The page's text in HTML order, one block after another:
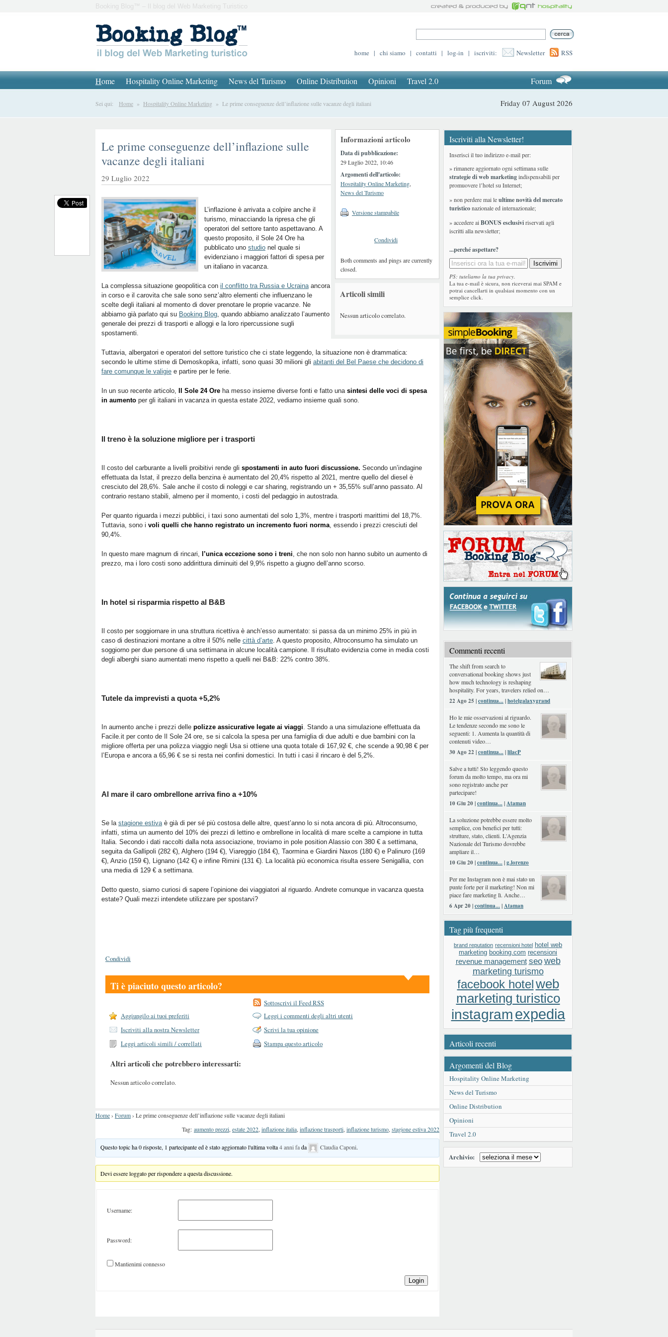
Booking Blog™ – Il blog del Web Marketing Turistico
home | chi siamo | contatti | log-in | iscriviti: Newsletter RSS
Home Hospitality Online Marketing News del Turismo Online Distribution Opinioni Travel 2.0 Forum
Sei qui: Home » Hospitality Online Marketing » Le prime conseguenze dell’inflazione sulle vacanze degli italiani Friday 07 August 2026
Informazioni articolo
Data di pubblicazione:
29 Luglio 2022, 10:46
Argomenti dell'articolo:
Hospitality Online Marketing,
News del Turismo
Versione stampabile
Condividi
Both comments and pings are currently
closed.
Articoli simili
Nessun articolo correlato.
Le prime conseguenze dell’inflazione sulle
vacanze degli italiani
29 Luglio 2022
L’inflazione è arrivata a colpire anche il
turismo, minacciando la ripresa che gli
operatori del settore tanto aspettavano. A
questo proposito, il Sole 24 Ore ha
pubblicato uno studio nel quale si
evidenziano i maggiori fattori di spesa per
un italiano in vacanza.
La complessa situazione geopolitica con il conflitto tra Russia e Ucrainaancora
in corso e il carovita che sale sono senz’altro elementi che influenzano le
scelte degli italiani al momento di dover prenotare le proprie vacanze. Ne
abbiamo già parlato qui su Booking Blog, quando abbiamo analizzato l’aumento
generale dei prezzi di trasporti e alloggi e la loro ripercussione sugli
spostamenti.
Tuttavia, albergatori e operatori del settore turistico che ci state leggendo, la situazione non è drammatica:
secondo le ultime stime di Demoskopika, infatti, sono quasi 30 milioni gli abitanti del Bel Paese che decidono di
fare comunque le valigie e partire per le ferie.
In un suo recente articolo, Il Sole 24 Ore ha messo insieme diverse fonti e fatto una sintesi delle voci di spesa
in aumento per gli italiani in vacanza in questa estate 2022, vediamo insieme quali sono.
Il treno è la soluzione migliore per i trasporti
Il costo del carburante a livelli proibitivi rende gli spostamenti in auto fuori discussione. Secondo un’indagine
effettuata da Istat, il prezzo della benzina è aumentato del 20,4% rispetto al 2021, mentre quello del diesel è
cresciuto del 28,6%. Sale anche il costo di noleggi e car sharing, registrando un + 35,55% sull’anno passato. Al
contrario restano stabili, almeno per il momento, i costi del pedaggio in autostrada.
Per quanto riguarda i mezzi pubblici, i taxi sono aumentati del solo 1,3%, mentre i trasporti marittimi del 18,7%.
Tuttavia, sono i voli quelli che hanno registrato un incremento fuori norma, essendo i prezzi cresciuti del
90,4%.
In questo mare magnum di rincari, l’unica eccezione sono i treni, che non solo non hanno subito un aumento di
prezzo, ma i loro costi sono addirittura diminuiti del 9,9% rispetto a giugno dell’anno scorso.
In hotel si risparmia rispetto al B&B
Il costo per soggiornare in una struttura ricettiva è anch’esso aumentato: si passa da un minimo 25% in più in
caso di destinazioni montane a oltre il 50% nelle città d’arte. A questo proposito, Altroconsumo ha simulato un
soggiorno per due persone di una settimana in alcune località campione. Il risultato evidenzia come in media costi
degli alberghi siano aumentati meno rispetto a quelli nei B&B: 22% contro 38%.
Tutele da imprevisti a quota +5,2%
In aumento anche i prezzi delle polizze assicurative legate ai viaggi. Stando a una simulazione effettuata da
Facile.it per conto de Il Sole 24 ore, se si calcola la spesa per una famiglia di due adulti e due bambini con la
migliore offerta per una polizza viaggio negli Usa si ottiene una quota totale di 167,92 €, che scende a 90,98 € per
l’Europa e ancora a 65,96 € se si resta nei confini domestici. In tutti i casi il rincaro è del 5,2%.
Al mare il caro ombrellone arriva fino a +10%
Se la stagione estivaè già di per sé più costosa delle altre, quest’anno lo si nota ancora di più. Altroconsumo,
infatti, stima un aumento del 10% dei prezzi di lettino e ombrellone in località di mare scelte a campione in tutta
Italia. Secondo i dati raccolti dalla nota associazione, troviamo in pole position Alassio con 380 € a settimana,
seguita da Gallipoli (282 €), Alghero (194 €), Viareggio (184 €), Taormina e Giardini Naxos (180 €) e Palinuro (169
€), Anzio (159 €), Lignano (142 €) e infine Rimini (131 €). La località più economica risulta essere Senigallia, con
una media di 129 € a settimana.
Detto questo, siamo curiosi di sapere l’opinione dei viaggiatori al riguardo. Andrete comunque in vacanza questa
estate? Quali mezzi intendete utilizzare per spostarvi?
Condividi
Ti è piaciuto questo articolo?
Sottoscrivi il Feed RSS
Aggiungilo ai tuoi preferiti
Leggi i commenti degli altri utenti
Iscriviti alla nostra Newsletter
Scrivi la tua opinione
Leggi articoli simili / correllati
Stampa questo articolo
Altri articoli che potrebbero interessarti:
Nessun articolo correlato.
Home› Forum› Le prime conseguenze dell’inflazione sulle vacanze degli italiani
Tag: aumento prezzi, estate 2022, inflazione italia, inflazione trasporti, inflazione turismo, stagione estiva 2022
Questo topic ha 0 risposte, 1 partecipante ed è stato aggiornato l'ultima volta4 anni fada Claudia Caponi.
Devi essere loggato per rispondere a questa discussione.
Username:
Password:
Mantienimi connesso
Login
Iscriviti alla Newsletter!
Inserisci il tuo indirizzo e-mail per:
» rimanere aggiornato ogni settimana sulle
strategie di web marketingindispensabili per
promuovere l’hotel su Internet;
» non perdere mai leultime novità del mercato
turisticonazionale ed internazionale;
» accedere aiBONUS esclusiviriservati agli
iscritti alla newsletter;
...perché aspettare?
PS: tuteliamo la tua privacy.
La tua e-mail è sicura, non riceverai mai SPAM e
potrai cancellarti in qualsiasi momento con un
semplice click.
Commenti recenti
The shift from search to
conversational booking shows just
how much technology is reshaping
hospitality. For years, travelers relied on…
22 Ago 25 |continua...|hotelgalaxygrand
Ho le mie osservazioni al riguardo.
Le tendenze secondo me sono le
seguenti: 1. Aumenta la quantità di
contenuti video…
30 Ago 22 |continua...|lilacP
Salve a tutti! Sto leggendo questo
forum da molto tempo, ma ora mi
sono registrato anche per
partecipare!
10 Giu 20 |continua...|Ataman
La soluzione potrebbe essere molto
semplice, con benefici per tutti:
strutture, stato, clienti. L'Agenzia
Nazionale del Turismo dovrebbe
ampliare il…
10 Giu 20 |continua...|g.lorenzo
Per me Instagram non è mai stato un
punte forte per il marketing! Non mi
piace fare marketing lì. Anche…
6 Apr 20 |continua...|Ataman
Tag più frequenti
brand reputation recensioni hotel hotel web
marketing booking.com recensioni
revenue management seo web
marketing turismo
facebook hotelweb
marketing turistico
instagramexpedia
Articoli recenti
Argomenti del Blog
Hospitality Online Marketing
News del Turismo
Online Distribution
Opinioni
Travel 2.0
Archivio: